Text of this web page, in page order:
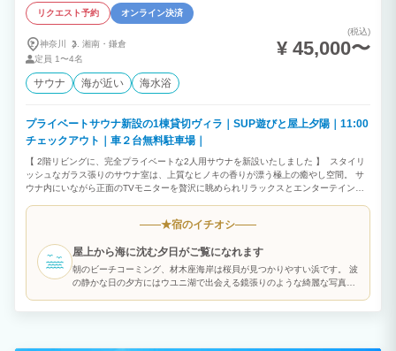
リクエスト予約 オンライン決済
神奈川 湘南・ 鎌倉
定員 1〜4名
(税込)
¥ 45,000〜
サウナ 海が近い 海水浴
プライベートサウナ新設の1棟貸切ヴィラ｜SUP遊びと屋上夕陽｜11:00
チェックアウト｜車２台無料駐車場｜
【 2階リビングに、完全プライベートな2人用サウナを新設いたしました 】 スタイリ
ッシュなガラス張りのサウナ室は、上質なヒノキの香りが漂う極上の癒やし空間。 サ
ウナ内にいながら正面のTVモニターを贅沢に眺められリラックスとエンターテインメ
へ。 誰にも気兼ねすることなく、ご家族や大切な方と水入らずの特別な時間をお過ご
SUPで海遊びや、当ヴィラを拠点に人気の江の電に乗り江ノ島観光、少し足を延ばし
て逗子、葉山等にもアクセスしやすいです。 そして屋上から海に沈む夕陽を見ながら1
杯飲むのも格別です。 amana dayz KAMAKURAは鎌倉材木座海岸まで直線50mの3階
建て一軒家です。 1階は雨に濡れずに乗り降り可能な2台停められる駐車スペース。 2
意しております。 サーフィンや海遊びの後に嬉しい独立したシャワールームや、リビ
★宿のイチオシ
屋上から海に沈む夕日がご覧になれます
朝のビーチコーミング、材木座海岸は桜貝が見つかりやすい浜です。 波
の静かな日の夕方にはウユニ湖で出会える鏡張りのような綺麗な写真が